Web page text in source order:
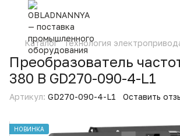
Каталог Технология
Преобразователь
380 В GD270-090-4-L1
Артикул: GD270-090-4-L1 Оставить
НОВИНКА